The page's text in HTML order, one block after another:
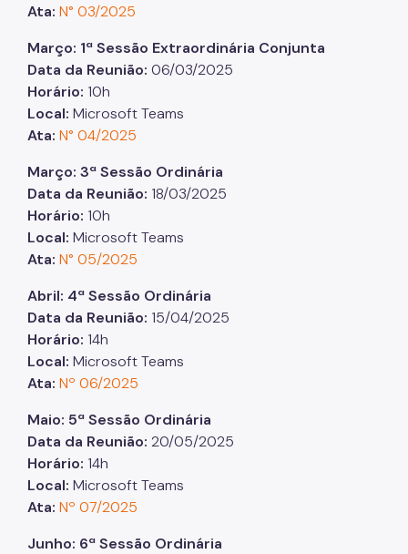
Ata: N° 03/2025
Março: 1ª Sessão Extraordinária Conjunta
Data da Reunião: 06/03/2025
Horário: 10h
Local: Microsoft Teams
Ata: N° 04/2025
Março: 3ª Sessão Ordinária
Data da Reunião: 18/03/2025
Horário: 10h
Local: Microsoft Teams
Ata: N° 05/2025
Abril: 4ª Sessão Ordinária
Data da Reunião: 15/04/2025
Horário: 14h
Local: Microsoft Teams
Ata: Nº 06/2025
Maio: 5ª Sessão Ordinária
Data da Reunião: 20/05/2025
Horário: 14h
Local: Microsoft Teams
Ata: Nº 07/2025
Junho: 6ª Sessão Ordinária